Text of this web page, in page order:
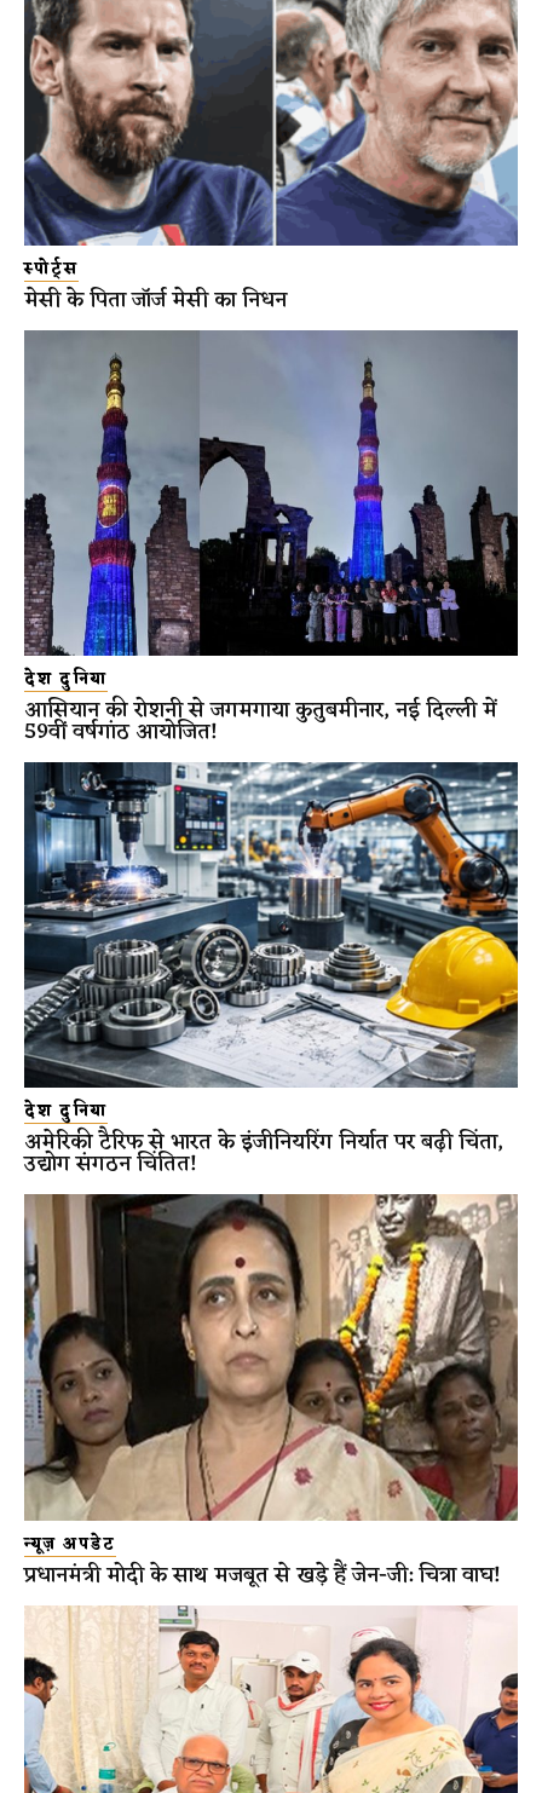
स्पोर्ट्स
मेसी के पिता जॉर्ज मेसी का निधन
देश दुनिया
आसियान की रोशनी से जगमगाया कुतुबमीनार, नई दिल्ली में
59वीं वर्षगांठ आयोजित!
देश दुनिया
अमेरिकी टैरिफ से भारत के इंजीनियरिंग निर्यात पर बढ़ी चिंता,
उद्योग संगठन चिंतित!
न्यूज़ अपडेट
प्रधानमंत्री मोदी के साथ मजबूत से खड़े हैं जेन-जी: चित्रा वाघ!